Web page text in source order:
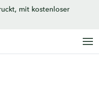
mit kostenloser